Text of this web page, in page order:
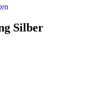
Silber